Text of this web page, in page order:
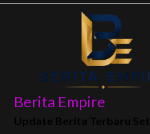
Skip
Berita Empire